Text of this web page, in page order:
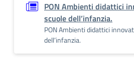
PON Ambienti didattici
scuole dell’infanzia.
PON Ambienti didattici
dell’infanzia.